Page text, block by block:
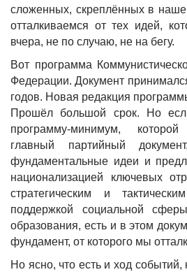
сложенных, скреплённых в
отталкиваемся от тех идей,
вчера, не по случаю, не на бегу.
Вот программа
Федерации. Документ
годов. Новая редакция
Прошёл большой срок. Но
программу-минимум,
главный партийный
фундаментальные идеи и
национализацией ключевых
стратегическим и
поддержкой социальной
образования, есть и в этом
фундамент, от которого мы
Но ясно, что есть и ход событий,